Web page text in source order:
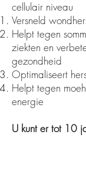
cellulair niveau
Versneld
Helpt tegen
ziekten en
gezondheid
Optimaliseert
Helpt tegen
energie
U kunt er tot 10